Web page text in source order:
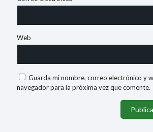
Web
Guarda mi nombre, correo electrónico y
navegador para la próxima vez que comente.